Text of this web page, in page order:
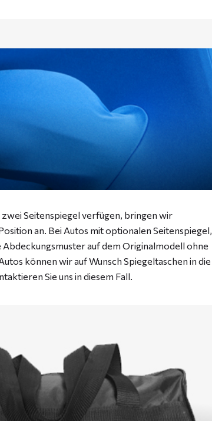
Seitenspiegel verfügen, bringen wir
an. Bei Autos mit optionalen Seitenspiegel,
Abdeckungsmuster auf dem Originalmodell ohne
können wir auf Wunsch Spiegeltaschen in die
Sie uns in diesem Fall.